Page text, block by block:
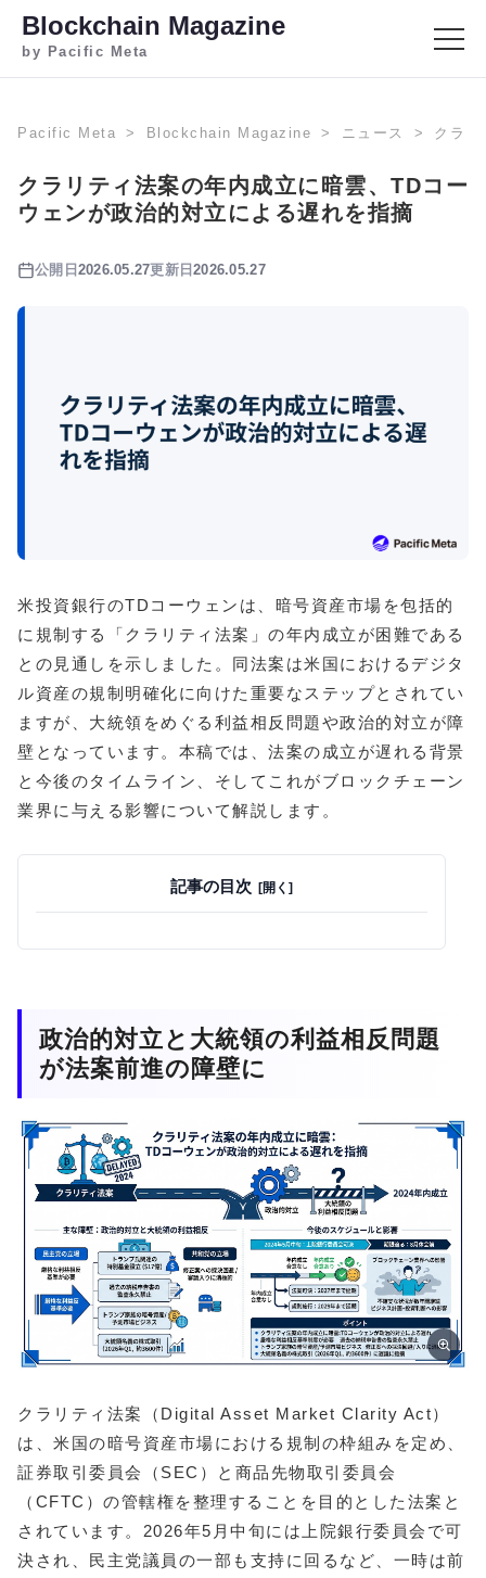
Blockchain Magazine
by Pacific Meta
Pacific Meta Blockchain Magazine ニュース クラリ
クラリティ法案の年内成立に暗雲、TDコー
ウェンが政治的対立による遅れを指摘
公開日 2026.05.27更新日2026.05.27
米投資銀行のTDコーウェンは、暗号資産市場を包括的
に規制する「クラリティ法案」の年内成立が困難である
との見通しを示しました。同法案は米国におけるデジタ
ル資産の規制明確化に向けた重要なステップとされてい
ますが、大統領をめぐる利益相反問題や政治的対立が障
壁となっています。本稿では、法案の成立が遅れる背景
と今後のタイムライン、そしてこれがブロックチェーン
業界に与える影響について解説します。
記事の目次
政治的対立と大統領の利益相反問題
が法案前進の障壁に
クラリティ法案（Digital Asset Market Clarity Act）
は、米国の暗号資産市場における規制の枠組みを定め、
証券取引委員会（SEC）と商品先物取引委員会
（CFTC）の管轄権を整理することを目的とした法案と
されています。2026年5月中旬には上院銀行委員会で可
決され、民主党議員の一部も支持に回るなど、一時は前